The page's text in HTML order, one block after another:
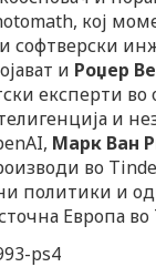
кој
софтверски
и Роџер
експерти во
и
Марк Ван
во
политики и
Европа во